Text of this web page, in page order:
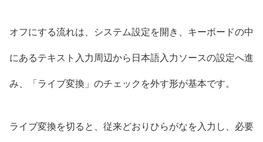
オフにする流れは、システム設定を開き、キーボードの中
にあるテキスト入力周辺から日本語入力ソースの設定へ進
み、「ライブ変換」のチェックを外す形が基本です。
ライブ変換を切ると、従来どおりひらがなを入力し、必要